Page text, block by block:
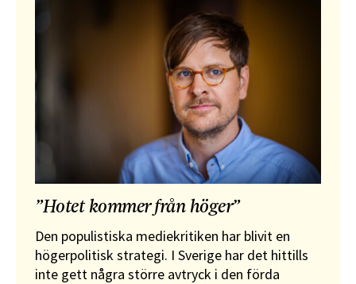
”Hotet kommer från höger”
Den populistiska mediekritiken har blivit en
högerpolitisk strategi. I Sverige har det hittills
inte gett några större avtryck i den förda